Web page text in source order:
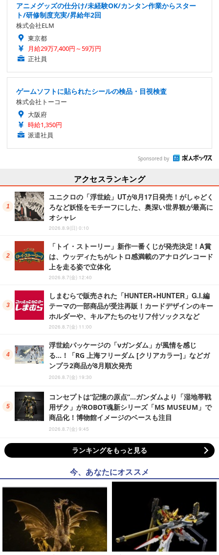
アニメグッズの仕分け/未経験OK/カンタン作業からスター
ト/研修制度充実/昇給年2回
株式会社ELM
東京都
月給29万7,400円～59万円
正社員
ゲームソフトに貼られたシールの検品・目視検査
株式会社トーコー
大阪府
時給1,350円
派遣社員
Sponsored by
アクセスランキング
ユニクロの「浮世絵」UTが8月17日発売！がしゃどく
ろなど妖怪をモチーフにした、奥深い世界観が最高に
オシャレ
2026.8.9(日) 0:10
「トイ・ストーリー」新作一番くじが発売決定！A賞
は、ウッディたちがレトロ感満載のアナログレコード
上を走る姿で立体化
2026.8.7(金) 12:40
しまむらで販売された「HUNTER×HUNTER」G.I.編
テーマの一部商品が受注再販！カードデザインのキー
ホルダーや、キルアたちのセリフ付ソックスなど
2026.8.7(金) 11:00
浮世絵パッケージの「νガンダム」が風情を感じ
る…！「RG 上海フリーダム [クリアカラー]」などガ
ンプラ2商品が8月順次発売
2026.8.7(金) 19:30
コンセプトは“記憶の原点”…ガンダムより「湿地帯戦
用ザク」がROBOT魂新シリーズ「MS MUSEUM」で
商品化！博物館イメージのベースも注目
2026.8.7(金) 9:45
ランキングをもっと見る
今、あなたにオススメ